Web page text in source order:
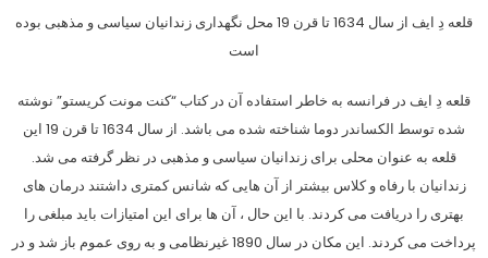
قلعه دِ ایف از سال 1634 تا قرن 19 محل نگهداری زندانیان سیاسی و مذهبی بوده
است
قلعه دِ ایف در فرانسه به خاطر استفاده آن در کتاب “کنت مونت کریستو” نوشته
شده توسط الکساندر دوما شناخته شده می باشد. از سال 1634 تا قرن 19 این
قلعه به عنوان محلی برای زندانیان سیاسی و مذهبی در نظر گرفته می شد.
زندانیان با رفاه و کلاس بیشتر از آن هایی که شانس کمتری داشتند درمان های
بهتری را دریافت می کردند. با این حال ، آن ها برای این امتیازات باید مبلغی را
پرداخت می کردند. این مکان در سال 1890 غیرنظامی و به روی عموم باز شد و در